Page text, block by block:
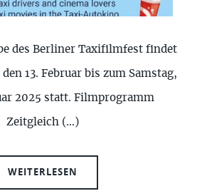
des Berliner Taxifilmfest findet
13. Februar bis zum Samstag,
2025 statt. Filmprogramm
Zeitgleich (…)
WEITERLESEN